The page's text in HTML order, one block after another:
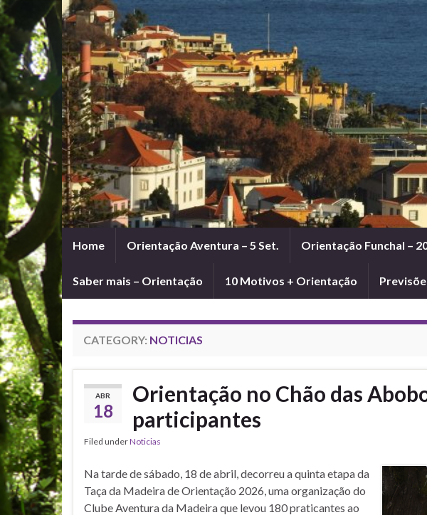
Home Orientação Aventura – 5 Set. Orientação Funchal –
Saber mais – Orientação 10 Motivos + Orientação
CATEGORY: NOTICIAS
ABR
18
Orientação no Chão das
participantes
Filed underNoticias
Na tarde de sábado, 18 de abril, decorreu a quinta etapa da
Taça da Madeira de Orientação 2026, uma organização do
Clube Aventura da Madeira que levou 180 praticantes ao